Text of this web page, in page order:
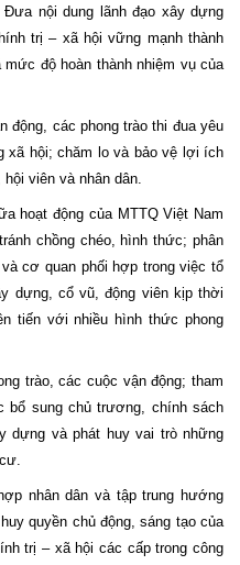
nội dung lãnh đạo xây dựng
trị – xã hội vững mạnh thành
độ hoàn thành nhiệm vụ của
động, các phong trào thi đua yêu
hội; chăm lo và bảo vệ lợi ích
viên và nhân dân.
hoạt động của MTTQ Việt Nam
chồng chéo, hình thức; phân
cơ quan phối hợp trong việc tổ
dựng, cổ vũ, động viên kịp thời
tiến với nhiều hình thức phong
trào, các cuộc vận động; tham
sung chủ trương, chính sách
dựng và phát huy vai trò những
nhân dân và tập trung hướng
quyền chủ động, sáng tạo của
trị – xã hội các cấp trong công